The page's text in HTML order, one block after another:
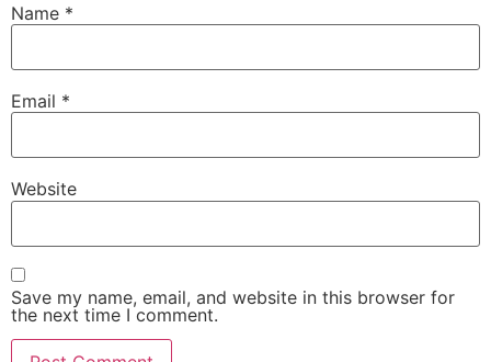
Name *
Email *
Website
Save my name, email, and website in this browser for
the next time I comment.